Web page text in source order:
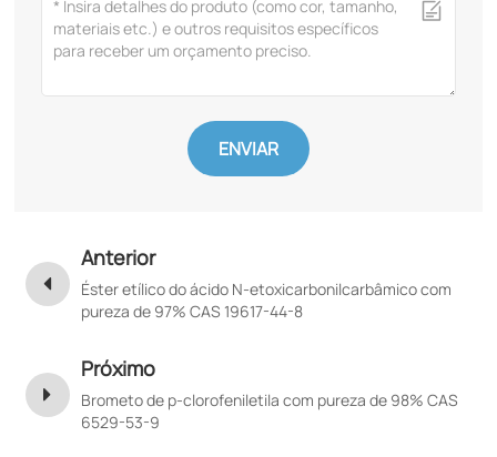
ENVIAR
Anterior
Éster etílico do ácido N-etoxicarbonilcarbâmico com
pureza de 97% CAS 19617-44-8
Próximo
Brometo de p-clorofeniletila com pureza de 98% CAS
6529-53-9